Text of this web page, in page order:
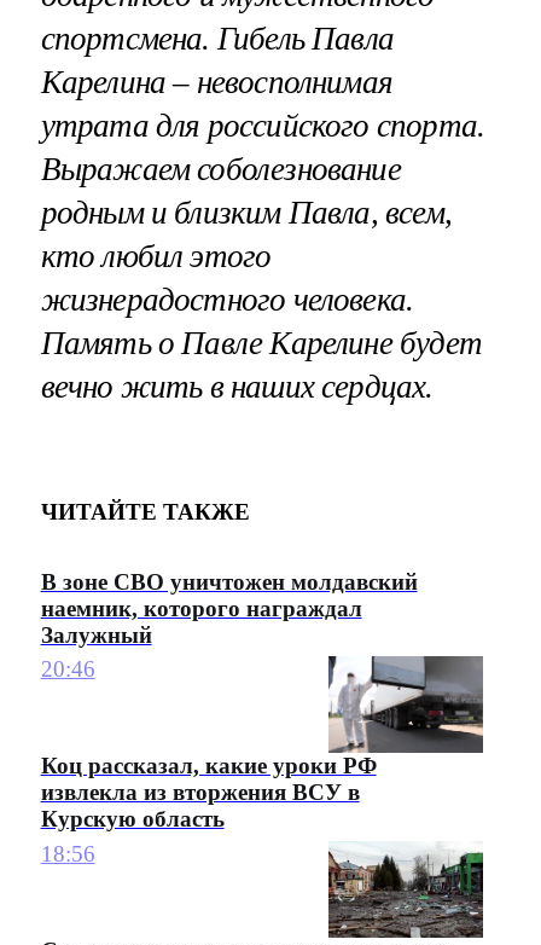
спортсмена. Гибель Павла
Карелина – невосполнимая
утрата для российского спорта.
Выражаем соболезнование
родным и близким Павла, всем,
кто любил этого
жизнерадостного человека.
Память о Павле Карелине будет
вечно жить в наших сердцах.
ЧИТАЙТЕ ТАКЖЕ
В зоне СВО уничтожен молдавский
наемник, которого награждал
Залужный
20:46
Коц рассказал, какие уроки РФ
извлекла из вторжения ВСУ в
Курскую область
18:56